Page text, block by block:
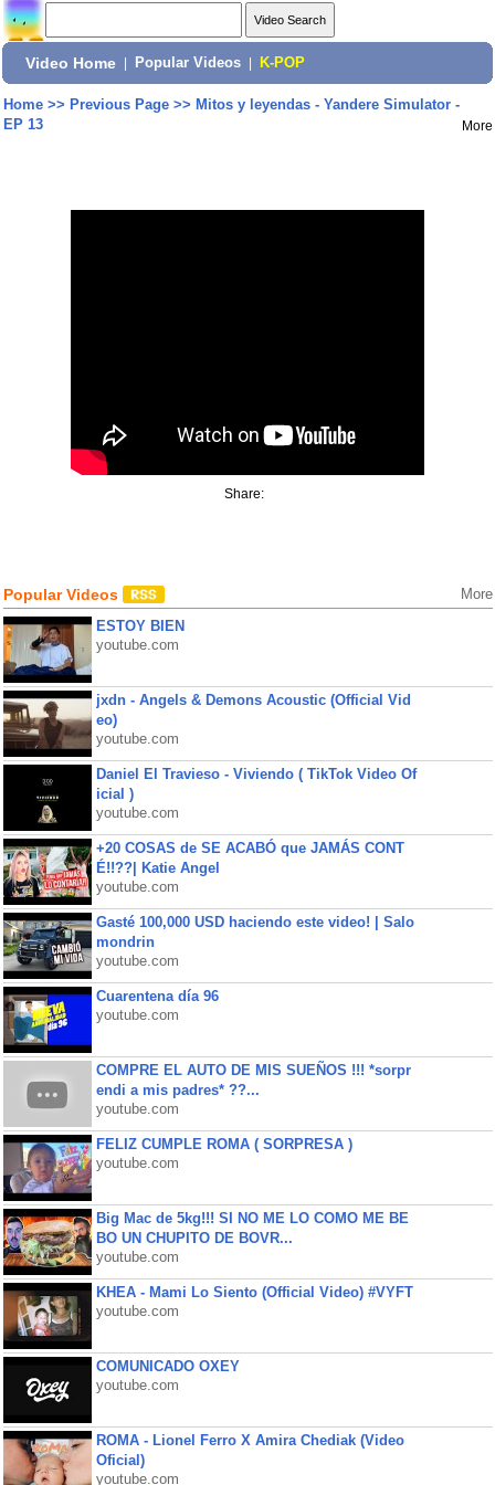
Video Home Popular Videos K-POP
Home>> Previous Page>> Mitos y leyendas - Yandere Simulator -
EP 13
More
Share:
Popular Videos More
ESTOY BIEN
youtube.com
jxdn - Angels & Demons Acoustic (Official Vid
eo)
youtube.com
Daniel El Travieso - Viviendo ( TikTok Video Of
icial )
youtube.com
+20 COSAS de SE ACABÓ que JAMÁS CONT
É!!??| Katie Angel
youtube.com
Gasté 100,000 USD haciendo este video! | Salo
mondrin
youtube.com
Cuarentena día 96
youtube.com
COMPRE EL AUTO DE MIS SUEÑOS !!! *sorpr
endi a mis padres* ??...
youtube.com
FELIZ CUMPLE ROMA ( SORPRESA )
youtube.com
Big Mac de 5kg!!! SI NO ME LO COMO ME BE
BO UN CHUPITO DE BOVR...
youtube.com
KHEA - Mami Lo Siento (Official Video) #VYFT
youtube.com
COMUNICADO OXEY
youtube.com
ROMA - Lionel Ferro X Amira Chediak (Video
Oficial)
youtube.com